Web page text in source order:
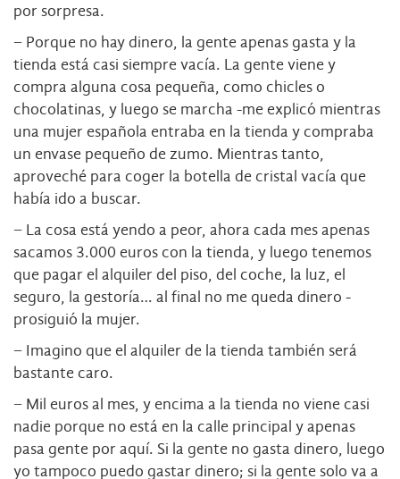
por sorpresa.
− Porque no hay dinero, la gente apenas gasta y la
tienda está casi siempre vacía. La gente viene y
compra alguna cosa pequeña, como chicles o
chocolatinas, y luego se marcha -me explicó mientras
una mujer española entraba en la tienda y compraba
un envase pequeño de zumo. Mientras tanto,
aproveché para coger la botella de cristal vacía que
había ido a buscar.
− La cosa está yendo a peor, ahora cada mes apenas
sacamos 3.000 euros con la tienda, y luego tenemos
que pagar el alquiler del piso, del coche, la luz, el
seguro, la gestoría… al final no me queda dinero -
prosiguió la mujer.
− Imagino que el alquiler de la tienda también será
bastante caro.
− Mil euros al mes, y encima a la tienda no viene casi
nadie porque no está en la calle principal y apenas
pasa gente por aquí. Si la gente no gasta dinero, luego
yo tampoco puedo gastar dinero; si la gente solo va a